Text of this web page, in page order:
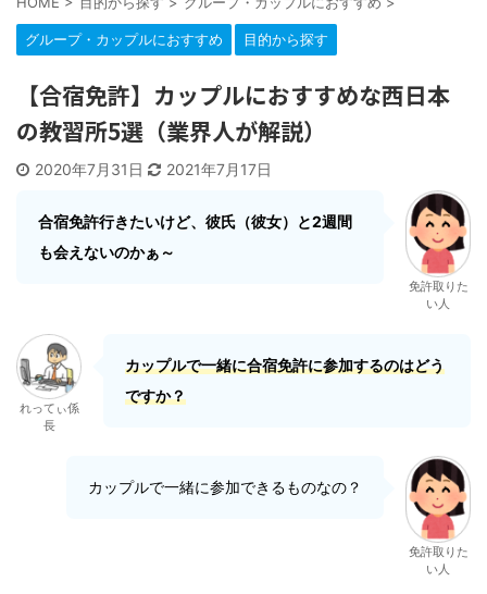
グループ・カップルにおすすめ 目的から探す
【合宿免許】カップルにおすすめな西日本
の教習所5選（業界人が解説）
2020年7月31日 2021年7月17日
合宿免許行きたいけど、彼氏（彼女）と2週間
も会えないのかぁ～
免許取りた
い人
れってぃ係
長
カップルで一緒に合宿免許に参加するのはどう
ですか？
カップルで一緒に参加できるものなの？
免許取りた
い人